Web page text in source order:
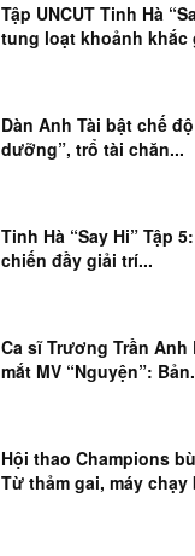
Tập UNCUT Tinh Hà
tung loạt khoảnh khắc
Dàn Anh Tài bật chế
dưỡng”, trổ tài chăn...
Tinh Hà “Say Hi” Tập
chiến đầy giải trí...
Ca sĩ Trương Trần Anh
mắt MV “Nguyện”:
Hội thao Champions
Từ thảm gai, máy chạy